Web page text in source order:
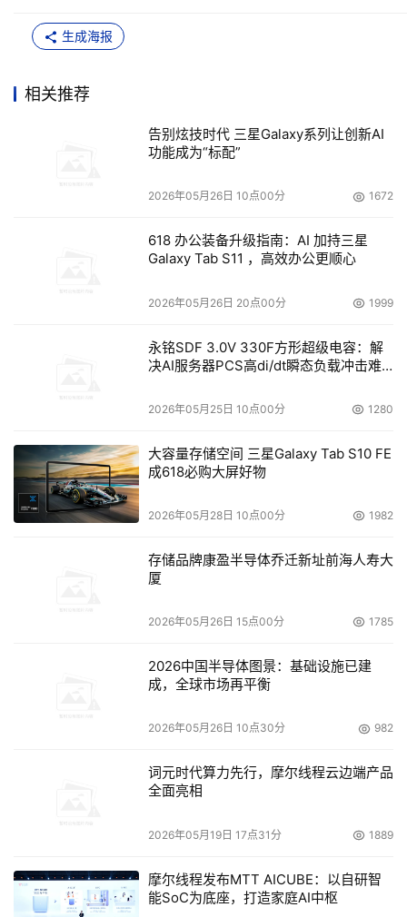
苹果公司的Mac系统提供全方位支持。EzBackup-sa是一
款采用USB接口的独立设备，可为用户系统的启动文件创建
数据。
Iron Mountain与Orchestria携手打造新一代循规解决
系，将后者提供的循规软件技术整合到其推出的Digital
效阻止用户张贴、发送或存档非法的电子信息，并自动审查
本文来源于DOIT传媒，文章内容仅供参考，不构成投资建议。
生成海报
相关推荐
告别炫技时代 三星Galaxy系列让创新AI
功能成为“标配”
2026年05月26日 10点00分 1672
618 办公装备升级指南：AI 加持三星
Galaxy Tab S11 ，高效办公更顺心
2026年05月26日 20点00分 1999
永铭SDF 3.0V 330F方形超级电容：解
决AI服务器PCS高di/dt瞬态负载冲击难
2026年05月25日 10点00分 1280
大容量存储空间 三星Galaxy Tab S10 FE
成618必购大屏好物
2026年05月28日 10点00分 1982
存储品牌康盈半导体乔迁新址前海人寿大
厦
2026年05月26日 15点00分 1785
2026中国半导体图景：基础设施已建
成，全球市场再平衡
2026年05月26日 10点30分 982
词元时代算力先行，摩尔线程云边端产品
全面亮相
2026年05月19日 17点31分 1889
摩尔线程发布MTT AICUBE：以自研智
能SoC为底座，打造家庭AI中枢